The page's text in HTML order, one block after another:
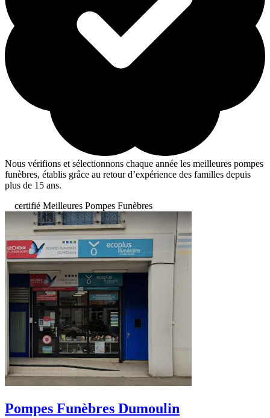
Nous vérifions et sélectionnons chaque année les meilleures pompes
funèbres, établis grâce au retour d’expérience des familles depuis
plus de 15 ans.
certifié Meilleures Pompes Funèbres
Pompes Funèbres Dumoulin